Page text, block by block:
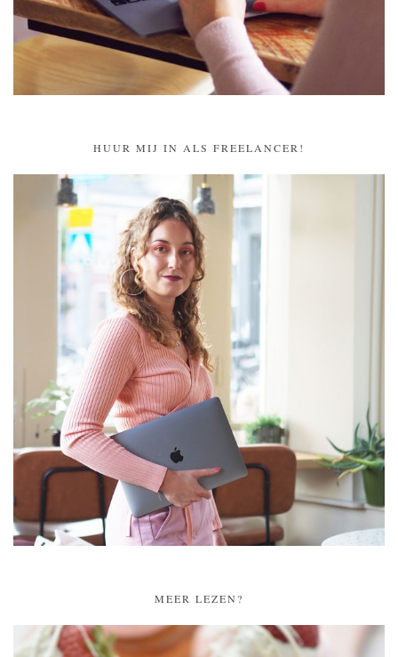
HUUR MIJ IN ALS FREELANCER!
MEER LEZEN?